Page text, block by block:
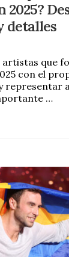
detalles
artistas que
con el
representar
…